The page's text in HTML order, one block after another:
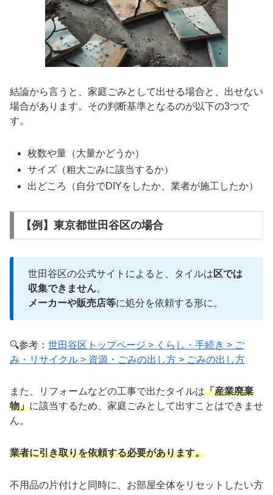
結論から言うと、家庭ごみとして出せる場合と、出せない
場合があります。その判断基準となるのが以下の3つで
す。
枚数や量（大量かどうか）
サイズ（粗大ごみに該当するか）
出どころ（自分でDIYをしたか、業者が施工したか）
【例】東京都世田谷区の場合
世田谷区の公式サイトによると、タイルは 区では
収集できません。
メーカーや販売店等に処分を依頼する形に。
🔍参考： 世田谷区トップページ > くらし・手続き > ご
み・リサイクル > 資源・ごみの出し方 > ごみの出し方
また、リフォームなどの工事で出たタイルは「産業廃棄
物」に該当するため、家庭ごみとして出すことはできませ
ん。
業者に引き取りを依頼する必要があります。
不用品の片付けと同時に、お部屋全体をリセットしたい方